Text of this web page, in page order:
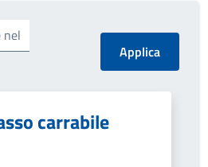
nel
carrabile